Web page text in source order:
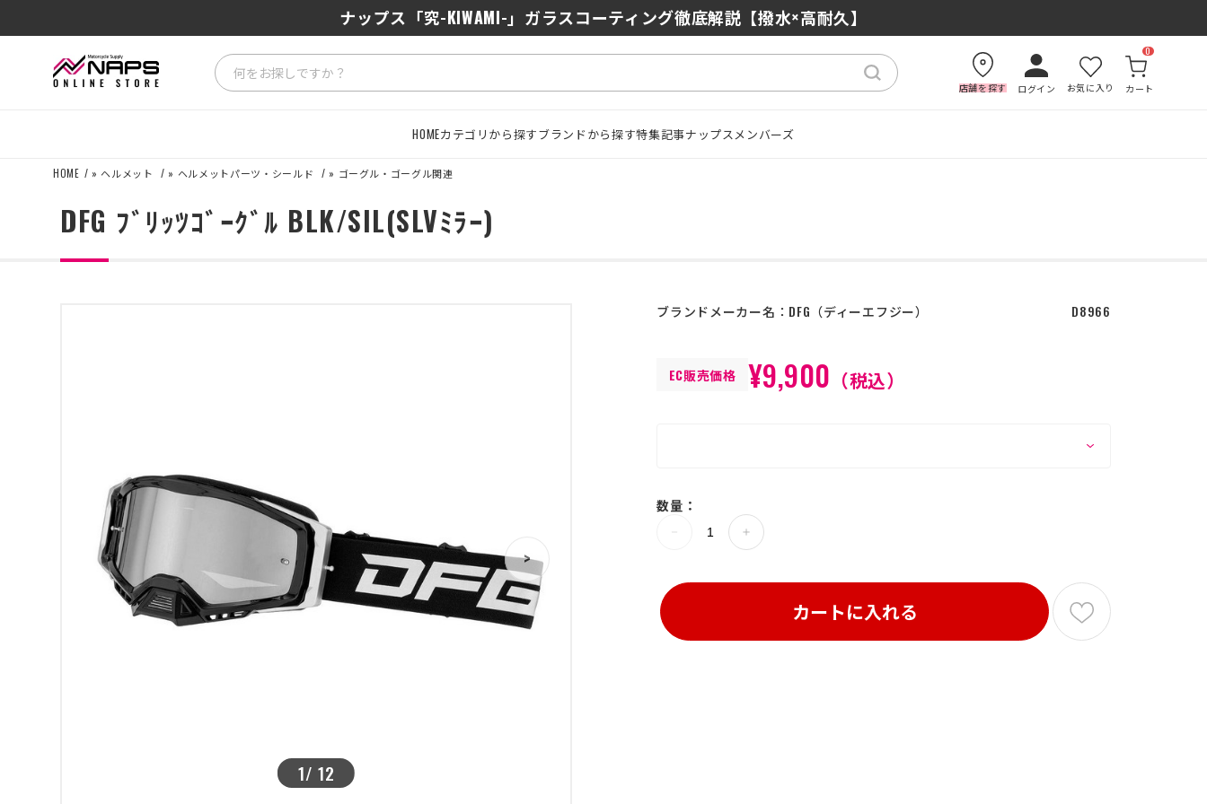
ナップス「究-KIWAMI-」ガラスコーティング徹底解説【撥水×高耐久】
SENA J30/J10を徹底比較｜コスパ最強インカムはどっち？初心者にもおすすめの理由
店舗を探す ログイン お気に入り カート
0
HOMEカテゴリから探すブランドから探す特集記事ナップスメンバーズ
HOME » ヘルメット » ヘルメットパーツ・シールド » ゴーグル・ゴーグル関連
DFG ﾌﾞﾘｯﾂｺﾞｰｸﾞﾙ BLK/SIL(SLVﾐﾗｰ)
1/12
> >
ブランドメーカー名： DFG ディーエフジー D8966
EC販売価格 ¥9,900 （税込）
数量：
カートに入れる